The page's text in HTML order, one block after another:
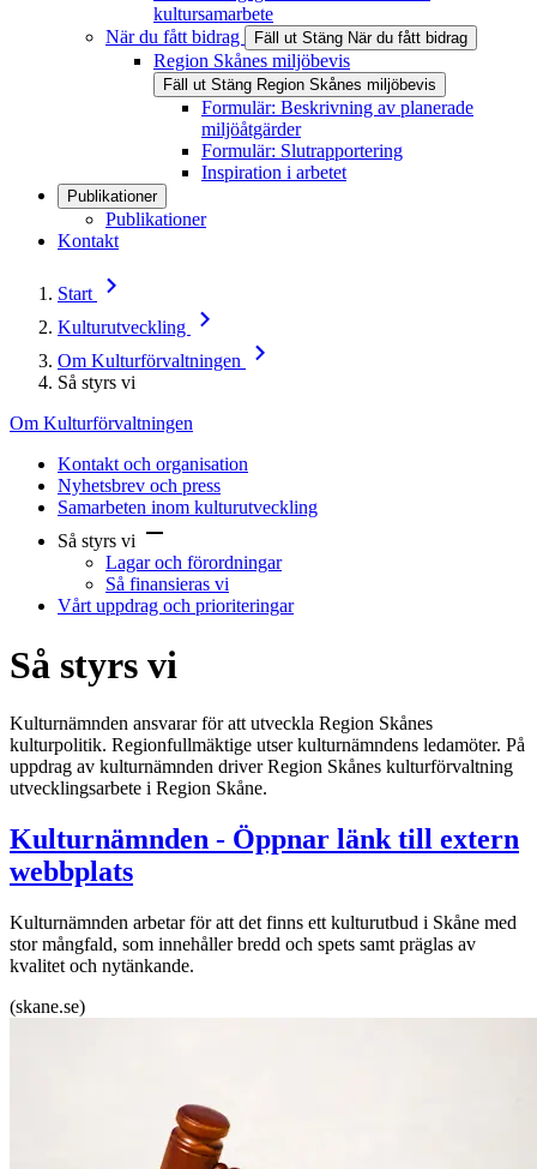
kultursamarbete
När du fått bidrag
Fäll ut Stäng När du fått bidrag
Region Skånes miljöbevis
Fäll ut Stäng Region Skånes miljöbevis
Formulär: Beskrivning av planerade
miljöåtgärder
Formulär: Slutrapportering
Inspiration i arbetet
Publikationer
Publikationer
Kontakt
Start
Kulturutveckling
Om Kulturförvaltningen
Så styrs vi
Om Kulturförvaltningen
Kontakt och organisation
Nyhetsbrev och press
Samarbeten inom kulturutveckling
Så styrs vi
Lagar och förordningar
Så finansieras vi
Vårt uppdrag och prioriteringar
Så styrs vi
Kulturnämnden ansvarar för att utveckla Region Skånes
kulturpolitik. Regionfullmäktige utser kulturnämndens ledamöter. På
uppdrag av kulturnämnden driver Region Skånes kulturförvaltning
utvecklingsarbete i Region Skåne.
Kulturnämnden - Öppnar länk till extern
webbplats
Kulturnämnden arbetar för att det finns ett kulturutbud i Skåne med
stor mångfald, som innehåller bredd och spets samt präglas av
kvalitet och nytänkande.
(skane.se)